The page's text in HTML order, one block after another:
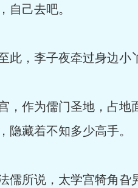
己去吧。
，李子夜牵过身边小
作为儒门圣地，占地
隐藏着不知多少高手。
所说，太学宫犄角旮旯